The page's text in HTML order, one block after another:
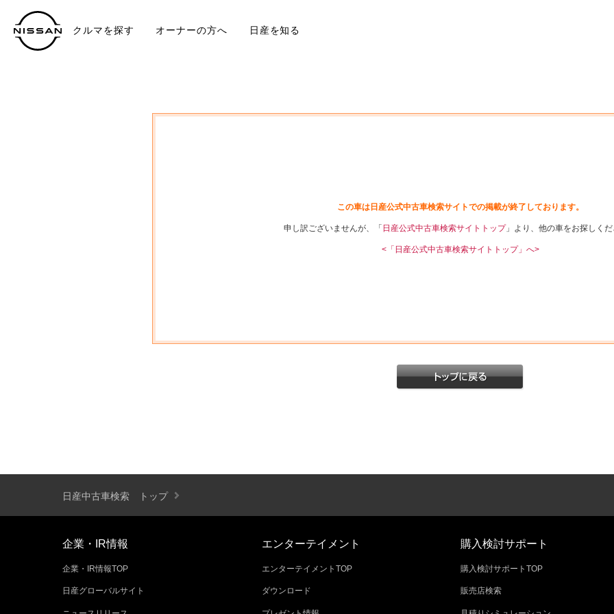
クルマを探す オーナーの方へ 日産を知る
この車は日産公式中古車検索サイトでの掲載が終了しております。
申し訳ございませんが、「 日産公式中古車検索サイトトップ」より、他の車をお探しくだ
<「日産公式中古車検索サイトトップ」へ>
日産中古車検索 トップ
企業・IR情報
企業・IR情報TOP
日産グローバルサイト
エンターテイメント
エンターテイメントTOP
ダウンロード
購入検討サポート
購入検討サポートTOP
販売店検索